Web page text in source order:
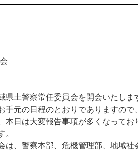
土警察常任委員会を開会いたしま
元の日程のとおりでありますので
本日は大変報告事項が多くなって
。
、警察本部、危機管理部、地域社